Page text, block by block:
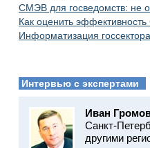
СМЭВ для госведомств: не
Как оценить
Информатизация
Интервью с экспертами
Иван
Санкт-
другими